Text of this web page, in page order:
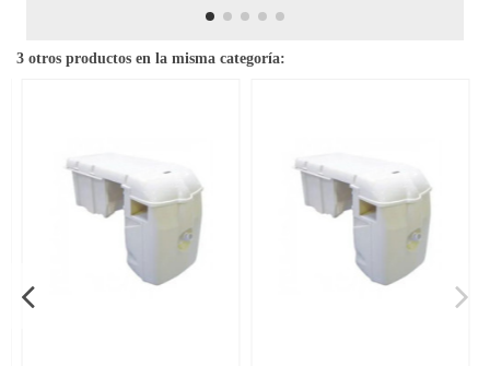
3 otros productos en la misma categoría: